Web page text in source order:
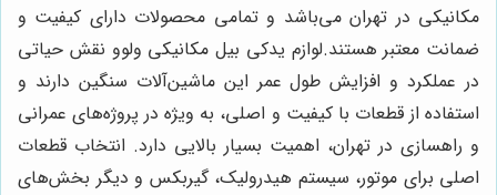
مکانیکی در تهران می‌باشد و تمامی محصولات دارای کیفیت و
ضمانت معتبر هستند.لوازم یدکی بیل مکانیکی ولوو نقش حیاتی
در عملکرد و افزایش طول عمر این ماشین‌آلات سنگین دارند و
استفاده از قطعات با کیفیت و اصلی، به ویژه در پروژه‌های عمرانی
و راهسازی در تهران، اهمیت بسیار بالایی دارد. انتخاب قطعات
اصلی برای موتور، سیستم هیدرولیک، گیربکس و دیگر بخش‌های